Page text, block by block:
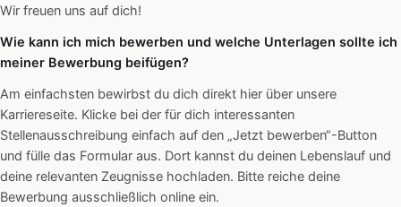
Wir freuen uns auf dich!
Wie kann ich mich bewerben und welche Unterlagen sollte ich
meiner Bewerbung beifügen?
Am einfachsten bewirbst du dich direkt hier über unsere
Karriereseite. Klicke bei der für dich interessanten
Stellenausschreibung einfach auf den „Jetzt bewerben“-Button
und fülle das Formular aus. Dort kannst du deinen Lebenslauf und
deine relevanten Zeugnisse hochladen. Bitte reiche deine
Bewerbung ausschließlich online ein.